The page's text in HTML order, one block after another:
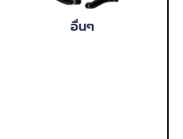
อื่นๆ